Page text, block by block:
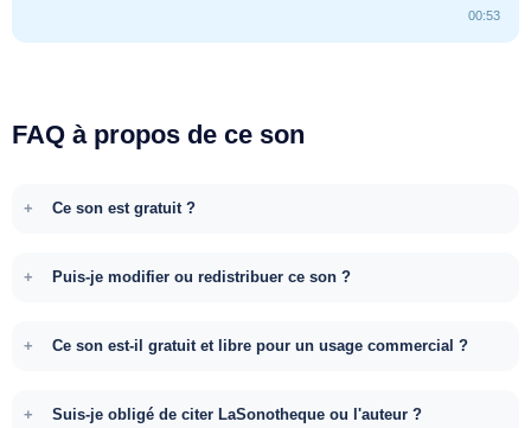
00:53
FAQ à propos de ce son
Ce son est gratuit ?
Puis-je modifier ou redistribuer ce son ?
Ce son est-il gratuit et libre pour un usage commercial ?
Suis-je obligé de citer LaSonotheque ou l'auteur ?